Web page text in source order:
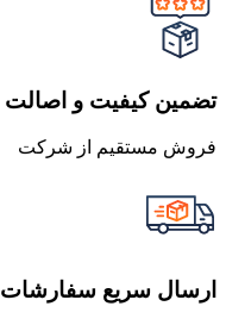
تضمین کیفیت و اصالت
فروش مستقیم از شرکت
ارسال سریع سفارشات